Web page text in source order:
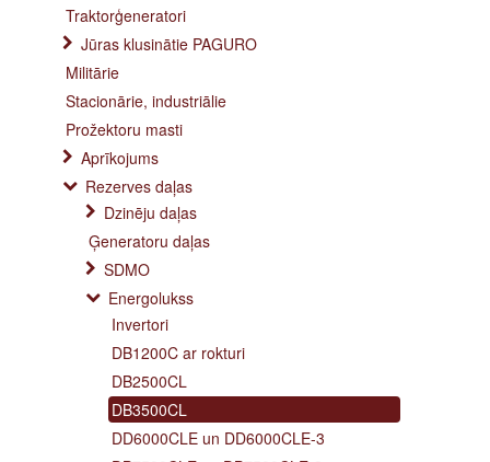
Traktorģeneratori
Jūras klusinātie PAGURO
Militārie
Stacionārie, industriālie
Prožektoru masti
Aprīkojums
Rezerves daļas
Dzinēju daļas
Ģeneratoru daļas
SDMO
Energolukss
Invertori
DB1200C ar rokturi
DB2500CL
DB3500CL
DD6000CLE un DD6000CLE-3